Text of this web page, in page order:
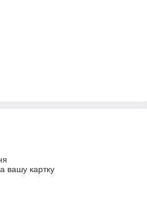
вашу картку